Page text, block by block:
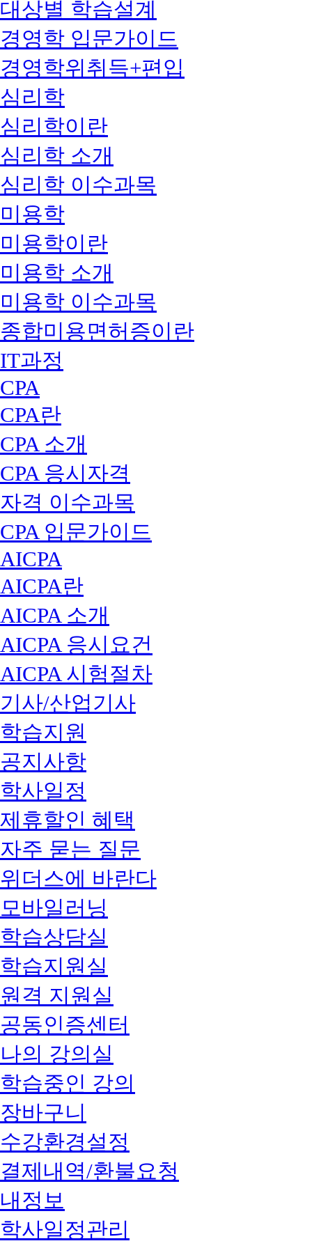
대상별 학습설계
경영학 입문가이드
경영학위취득+편입
심리학
심리학이란
심리학 소개
심리학 이수과목
미용학
미용학이란
미용학 소개
미용학 이수과목
종합미용면허증이란
IT과정
CPA
CPA란
CPA 소개
CPA 응시자격
자격 이수과목
CPA 입문가이드
AICPA
AICPA란
AICPA 소개
AICPA 응시요건
AICPA 시험절차
기사/산업기사
학습지원
공지사항
학사일정
제휴할인 혜택
자주 묻는 질문
위더스에 바란다
모바일러닝
학습상담실
학습지원실
원격 지원실
공동인증센터
나의 강의실
학습중인 강의
장바구니
수강환경설정
결제내역/환불요청
내정보
학사일정관리